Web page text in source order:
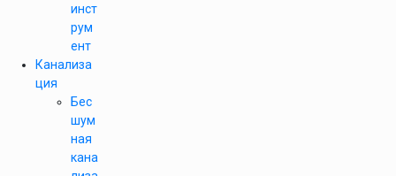
инст
рум
ент
Канализа
ция
Бес
шум
ная
кана